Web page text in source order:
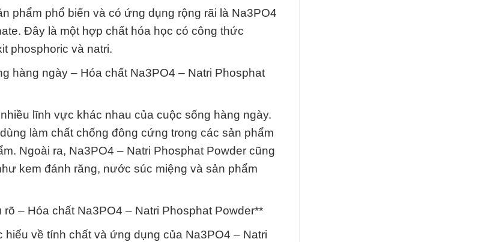
phẩm phổ biến và có ứng dụng rộng rãi là Na3PO4
Đây là một hợp chất hóa học có công thức
phosphoric và natri.
hàng ngày – Hóa chất Na3PO4 – Natri Phosphat
lĩnh vực khác nhau của cuộc sống hàng ngày.
làm chất chống đông cứng trong các sản phẩm
Ngoài ra, Na3PO4 – Natri Phosphat Powder cũng
kem đánh răng, nước súc miệng và sản phẩm
– Hóa chất Na3PO4 – Natri Phosphat Powder**
về tính chất và ứng dụng của Na3PO4 – Natri